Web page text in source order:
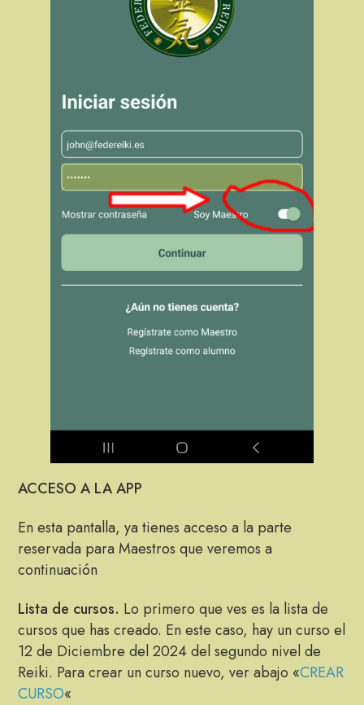
ACCESO A LA APP
En esta pantalla, ya tienes acceso a la parte
reservada para Maestros que veremos a
continuación
Lista de cursos. Lo primero que ves es la lista de
cursos que has creado. En este caso, hay un curso el
12 de Diciembre del 2024 del segundo nivel de
Reiki. Para crear un curso nuevo, ver abajo «CREAR
CURSO«